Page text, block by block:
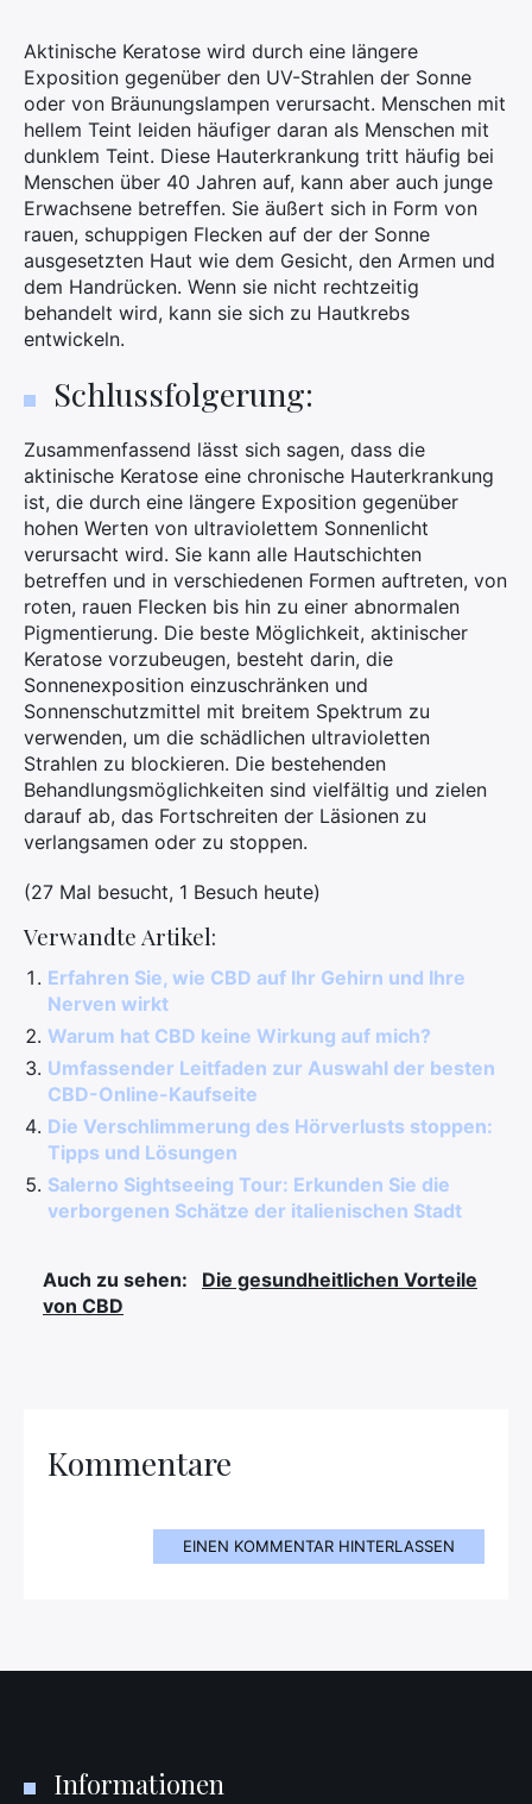
Aktinische Keratose wird durch eine längere
Exposition gegenüber den UV-Strahlen der Sonne
oder von Bräunungslampen verursacht. Menschen mit
hellem Teint leiden häufiger daran als Menschen mit
dunklem Teint. Diese Hauterkrankung tritt häufig bei
Menschen über 40 Jahren auf, kann aber auch junge
Erwachsene betreffen. Sie äußert sich in Form von
rauen, schuppigen Flecken auf der der Sonne
ausgesetzten Haut wie dem Gesicht, den Armen und
dem Handrücken. Wenn sie nicht rechtzeitig
behandelt wird, kann sie sich zu Hautkrebs
entwickeln.
Schlussfolgerung:
Zusammenfassend lässt sich sagen, dass die
aktinische Keratose eine chronische Hauterkrankung
ist, die durch eine längere Exposition gegenüber
hohen Werten von ultraviolettem Sonnenlicht
verursacht wird. Sie kann alle Hautschichten
betreffen und in verschiedenen Formen auftreten, von
roten, rauen Flecken bis hin zu einer abnormalen
Pigmentierung. Die beste Möglichkeit, aktinischer
Keratose vorzubeugen, besteht darin, die
Sonnenexposition einzuschränken und
Sonnenschutzmittel mit breitem Spektrum zu
verwenden, um die schädlichen ultravioletten
Strahlen zu blockieren. Die bestehenden
Behandlungsmöglichkeiten sind vielfältig und zielen
darauf ab, das Fortschreiten der Läsionen zu
verlangsamen oder zu stoppen.
(27 Mal besucht, 1 Besuch heute)
Verwandte Artikel:
Erfahren Sie, wie CBD auf Ihr Gehirn und Ihre
Nerven wirkt
Warum hat CBD keine Wirkung auf mich?
Umfassender Leitfaden zur Auswahl der besten
CBD-Online-Kaufseite
Die Verschlimmerung des Hörverlusts stoppen:
Tipps und Lösungen
Salerno Sightseeing Tour: Erkunden Sie die
verborgenen Schätze der italienischen Stadt
Auch zu sehen:
Die gesundheitlichen Vorteile
von CBD
Kommentare
EINEN KOMMENTAR HINTERLASSEN
Informationen